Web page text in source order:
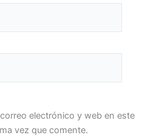
electrónico y web en este
vez que comente.